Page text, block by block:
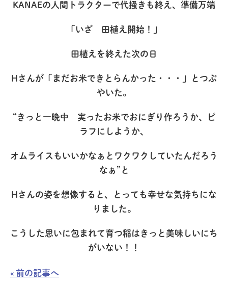
KANAEの人間トラクターで代掻きも終え、準備万端
「いざ 田植え開始！」
田植えを終えた次の日
Hさんが「まだお米できとらんかった・・・」とつぶ
やいた。
“きっと一晩中 実ったお米でおにぎり作ろうか、ピ
ラフにしようか、
オムライスもいいかなぁとワクワクしていたんだろう
なぁ”と
Hさんの姿を想像すると、とっても幸せな気持ちにな
りました。
こうした思いに包まれて育つ稲はきっと美味しいにち
がいない！！
« 前の記事へ